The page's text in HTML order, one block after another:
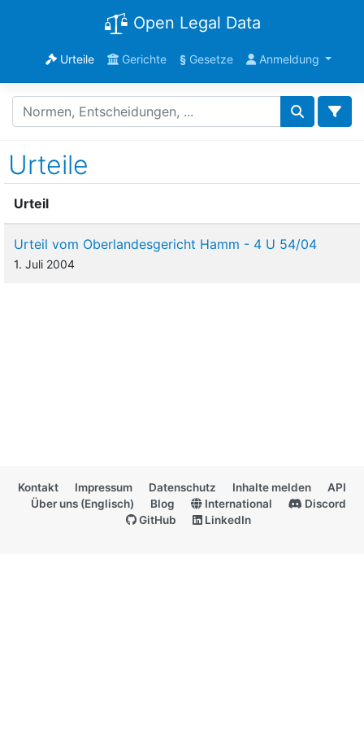
Open Legal Data
Urteile Gerichte §Gesetze Anmeldung
Urteile
Urteil
Urteil vom Oberlandesgericht Hamm - 4 U 54/04
1. Juli 2004
Kontakt Impressum Datenschutz Inhalte melden
API
Über uns (Englisch)
Blog International
Discord
GitHub
LinkedIn